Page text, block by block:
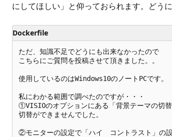
にしてほしい」と仰っておられます。どう
Dockerfile
ただ、知識不足でどうにも出来なかったので
こちらにご質問を投稿させて頂きました。。
使用しているのはWindows10のノートPCです。
私にわかる範囲で調べたのですが・・・
①VISIOのオプションにある「背景テーマの切
切替ができませんでした。
②モニターの設定で「ハイ　コントラスト」の